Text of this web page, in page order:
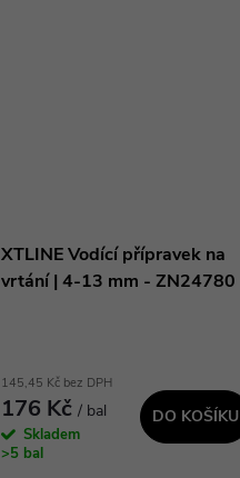
XTLINE Vodící přípravek na
vrtání | 4-13 mm - ZN24780
145,45 Kč bez DPH
176 Kč / bal
Skladem
>5 bal
DO KOŠÍKU